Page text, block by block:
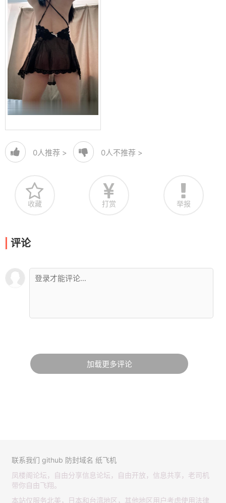
0人推荐 > 0人不推荐 >
收藏 打赏 举报
评论
加载更多评论
联系我们 github 防封域名 纸飞机
凤楼阁论坛，自由分享信息论坛，自由开放，信息共享，老司机
带你自由飞翔。
本站仅服务北美，日本和台湾地区，其他地区用户考虑使用法律